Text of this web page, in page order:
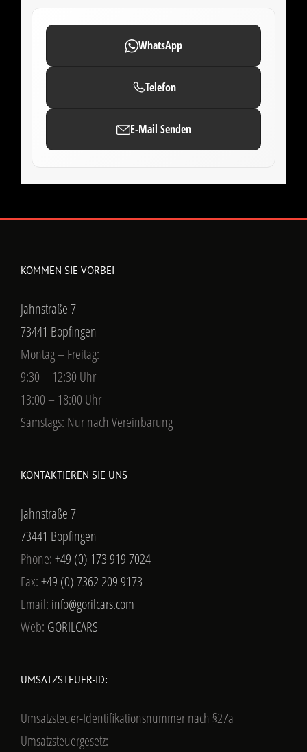
WhatsApp
Telefon
E-Mail Senden
KOMMEN SIE VORBEI
Jahnstraße 7
73441 Bopfingen
Montag – Freitag:
9:30 – 12:30 Uhr
13:00 – 18:00 Uhr
Samstags: Nur nach Vereinbarung
KONTAKTIEREN SIE UNS
Jahnstraße 7
73441 Bopfingen
Phone:+49 (0) 173 919 7024
Fax:+49 (0) 7362 209 9173
Email: info@gorilcars.com
Web: GORILCARS
UMSATZSTEUER-ID:
Umsatzsteuer-Identifikationsnummer nach §27a
Umsatzsteuergesetz: